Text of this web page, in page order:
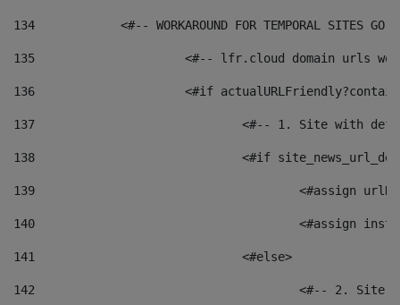
134
<#-- WORKAROUND FOR TEMPORAL SITES GO
135
<#-- lfr.cloud domain urls
136
<#if
137
<#-- 1. Site with
138
<#if
139
<#assign
140
<#assign
141
				<#else>
142
<#-- 2.